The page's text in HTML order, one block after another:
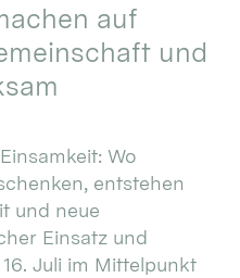
auf
und
Wo
entstehen
und neue
Einsatz und
Juli im Mittelpunkt